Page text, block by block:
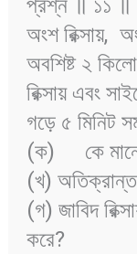
প্রশ্ন ॥ ১১ ॥
অংশ রিক্সায়,
অবশিষ্ট ২
রিক্সায় এবং
গড়ে ৫ মিনিট
(ক)
কে
(খ)
(গ) জাবিদ
করে?